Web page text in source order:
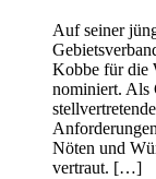
Auf seiner
Kobbe für die
nominiert. Als
Nöten und
vertraut. […]